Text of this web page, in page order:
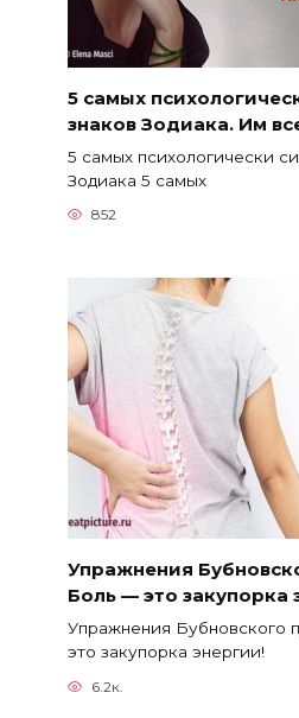
5 самых
знаков Зодиака. Им
5 самых психологически
Зодиака 5 самых
852
Упражнения
Боль — это закупорка
Упражнения Бубновского
это закупорка энергии!
6.2к.